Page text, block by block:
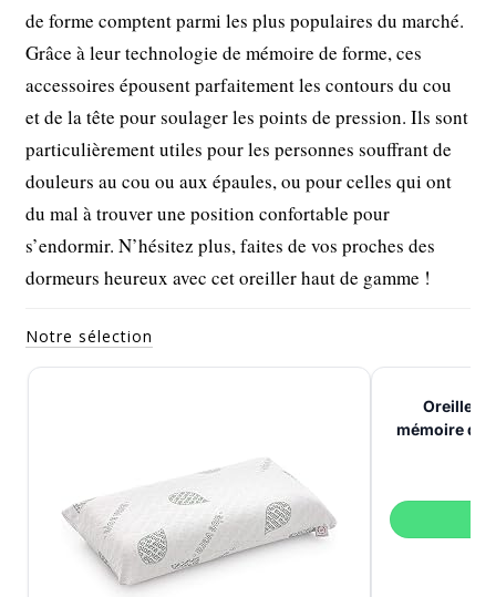
de forme comptent parmi les plus populaires du marché.
Grâce à leur technologie de mémoire de forme, ces
accessoires épousent parfaitement les contours du cou
et de la tête pour soulager les points de pression. Ils sont
particulièrement utiles pour les personnes souffrant de
douleurs au cou ou aux épaules, ou pour celles qui ont
du mal à trouver une position confortable pour
s’endormir. N’hésitez plus, faites de vos proches des
dormeurs heureux avec cet oreiller haut de gamme !
Notre sélection
Oreiller
mémoire de